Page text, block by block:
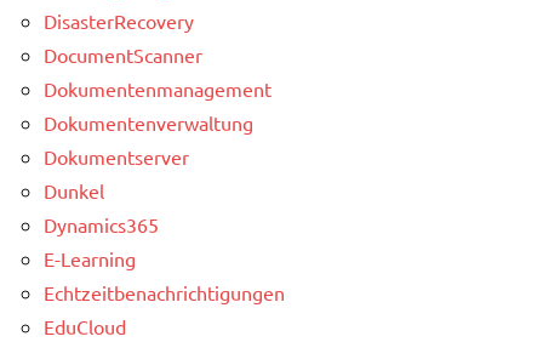
DisasterRecovery
DocumentScanner
Dokumentenmanagement
Dokumentenverwaltung
Dokumentserver
Dunkel
Dynamics365
E-Learning
Echtzeitbenachrichtigungen
EduCloud